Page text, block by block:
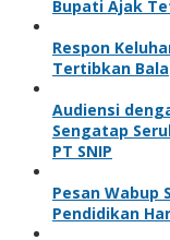
Bupati Ajak
Respon
Tertibkan
Audiensi
Sengatap
PT SNIP
Pesan Wabup
Pendidikan